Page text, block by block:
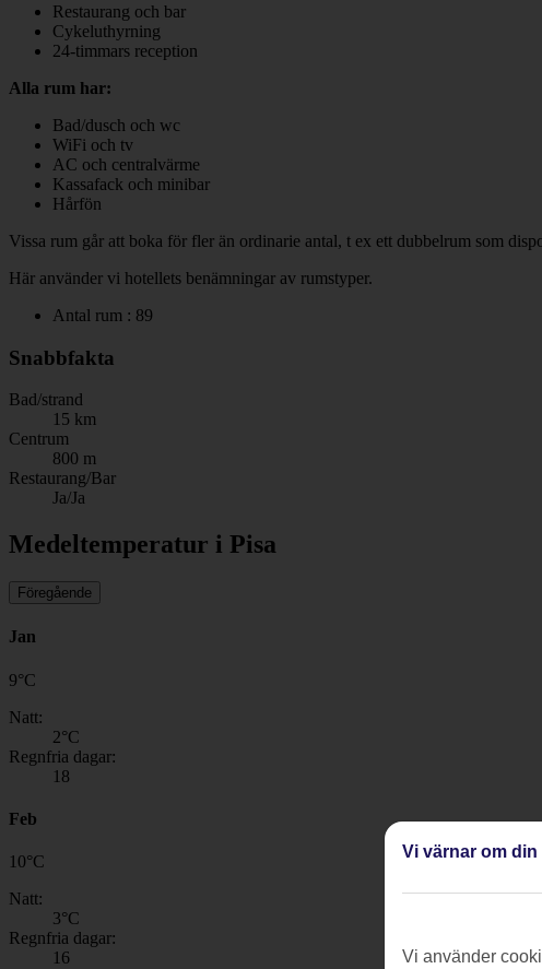
Restaurang och bar
Cykeluthyrning
24-timmars reception
Alla rum har:
Bad/dusch och wc
WiFi och tv
AC och centralvärme
Kassafack och minibar
Hårfön
Vissa rum går att boka för fler än ordinarie antal, t ex ett dubbelrum som
Här använder vi hotellets benämningar av rumstyper.
Antal rum : 89
Snabbfakta
Bad/strand
15 km
Centrum
800 m
Restaurang/Bar
Ja/Ja
Medeltemperatur i Pisa
Föregående
Jan
9°C
Natt:
2°C
Regnfria dagar:
18
Feb
10°C
Natt:
3°C
Regnfria dagar:
16
Vi värnar om
Vi använder